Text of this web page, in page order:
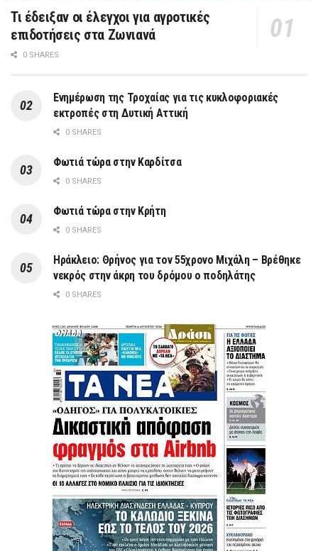
Τι έδειξαν οι έλεγχοι για αγροτικές
επιδοτήσεις στα Ζωνιανά
0 SHARES
Ενημέρωση της Τροχαίας για τις κυκλοφοριακές
εκτροπές στη Δυτική Αττική
0 SHARES
Φωτιά τώρα στην Καρδίτσα
0 SHARES
Φωτιά τώρα στην Κρήτη
0 SHARES
Ηράκλειο: Θρήνος για τον 55χρονο Μιχάλη – Βρέθηκε
νεκρός στην άκρη του δρόμου ο ποδηλάτης
0 SHARES